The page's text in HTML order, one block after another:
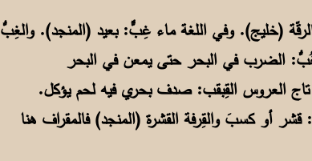
(خليج). وفي اللغة ماء غِبٌّ: بعيد (المنجد). والغِبُّ
الضرب في البحر حتى يمعن في البحر
تاج العروس القِبقب: صدف بحري فيه لحم يؤكل.
أو كسبَ والقِرفة القشرة (المنجد) فالمقراف هنا